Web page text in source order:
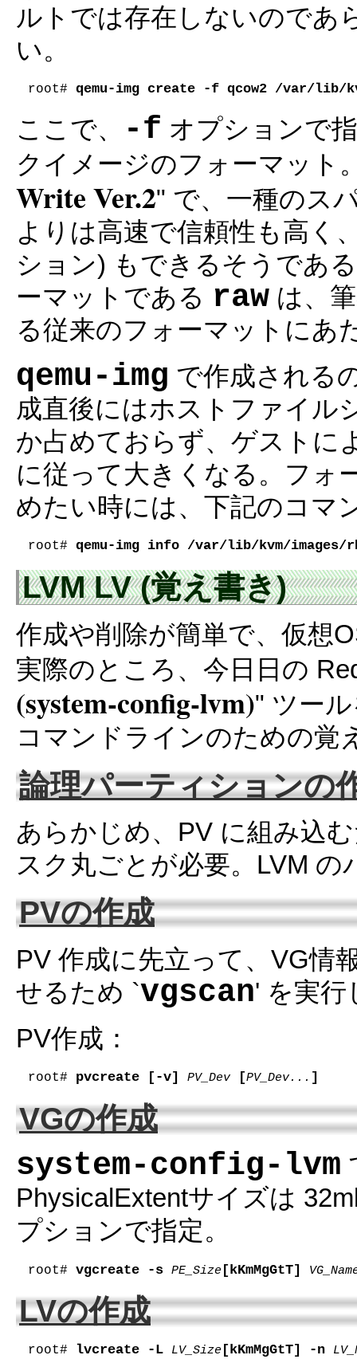
ルトでは存在しないのであ
い。
root# qemu-img create -f qcow2 /var/lib/
ここで、 -f オプションで
クイメージのフォーマット
Write Ver.2" で、一種のス
よりは高速で信頼性も高く
ション) もできるそうであ
ーマットである raw は、
る従来のフォーマットにあ
qemu-img で作成される
成直後にはホストファイル
か占めておらず、ゲストに
に従って大きくなる。フォ
めたい時には、下記のコマ
root# qemu-img info /var/lib/kvm/images/
LVM LV (覚え書き)
作成や削除が簡単で、仮想
実際のところ、今日日の
(system-config-lvm)" ツー
コマンドラインのための覚
論理パーティションの
あらかじめ、PV に組み込
スク丸ごとが必要。LVM
PVの作成
PV 作成に先立って、VG情
せるため `vgscan' を実行
PV作成：
root# pvcreate [-v] PV_Dev [PV_Dev... ]
VGの作成
system-config-lvm
PhysicalExtentサイズは
プションで指定。
root# vgcreate -s PE_Size [kKmMgGtT]
LVの作成
root# lvcreate -L LV_Size [kKmMgGtT] -n